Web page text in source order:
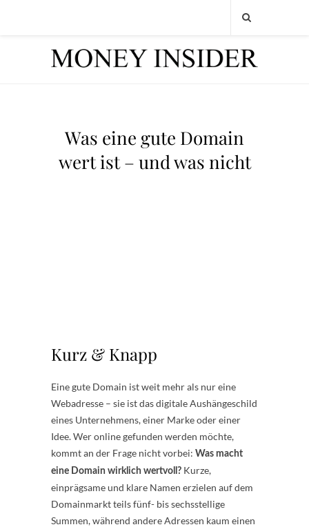
Was eine gute Domain
wert ist – und was nicht
Kurz & Knapp
Eine gute Domain ist weit mehr als nur eine
Webadresse – sie ist das digitale Aushängeschild
eines Unternehmens, einer Marke oder einer
Idee. Wer online gefunden werden möchte,
kommt an der Frage nicht vorbei: Was macht
eine Domain wirklich wertvoll? Kurze,
einprägsame und klare Namen erzielen auf dem
Domainmarkt teils fünf- bis sechsstellige
Summen, während andere Adressen kaum einen